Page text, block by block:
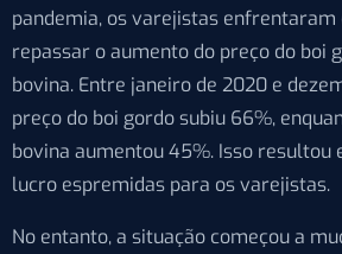
pandemia, os varejistas enfrentaram
repassar o aumento do preço do boi
bovina. Entre janeiro de 2020 e
preço do boi gordo subiu 66%,
bovina aumentou 45%. Isso resultou
lucro espremidas para os varejistas.
No entanto, a situação começou a